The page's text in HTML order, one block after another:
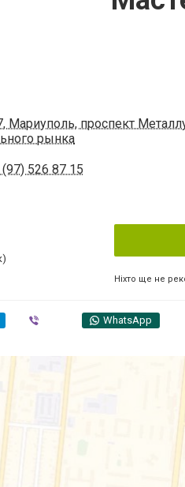
Мариуполь, проспект
рынка
526 87 15
Ніхто ще не
WhatsApp